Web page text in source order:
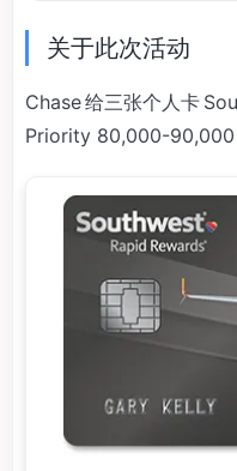
关于此次活动
Chase 给三张个人卡
Priority 80,000-90,000